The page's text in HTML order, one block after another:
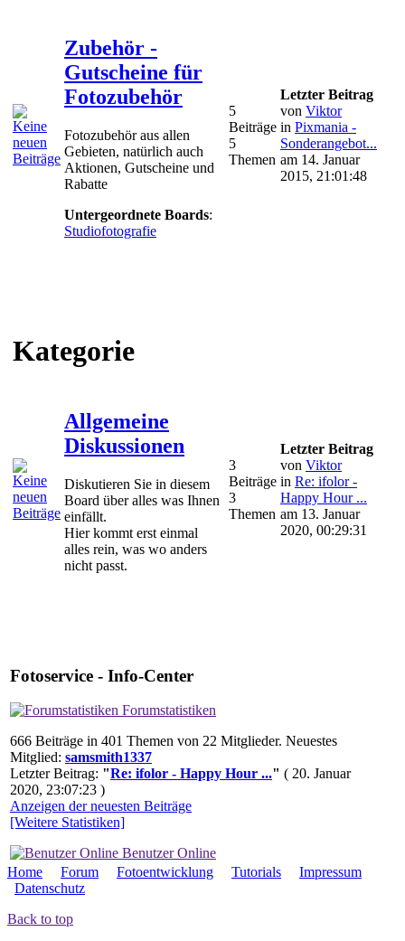
Zubehör -
Gutscheine für
Fotozubehör
Fotozubehör aus allen
Gebieten, natürlich auch
Aktionen, Gutscheine und
Rabatte
Untergeordnete Boards:
Studiofotografie
5
Beiträge
5
Themen
Letzter Beitrag
von Viktor
in Pixmania -
Sonderangebot...
am 14. Januar
2015, 21:01:48
Kategorie
Allgemeine
Diskussionen
Diskutieren Sie in diesem
Board über alles was Ihnen
einfällt.
Hier kommt erst einmal
alles rein, was wo anders
nicht passt.
3
Beiträge
3
Themen
Letzter Beitrag
von Viktor
in Re: ifolor -
Happy Hour ...
am 13. Januar
2020, 00:29:31
Fotoservice - Info-Center
Forumstatistiken
666 Beiträge in 401 Themen von 22 Mitglieder. Neuestes
Mitglied: samsmith1337
Letzter Beitrag: "Re: ifolor - Happy Hour ..." ( 20. Januar
2020, 23:07:23 )
Anzeigen der neuesten Beiträge
[Weitere Statistiken]
Benutzer Online
Home
Forum Fotoentwicklung Tutorials
Impressum
Datenschutz
Back to top